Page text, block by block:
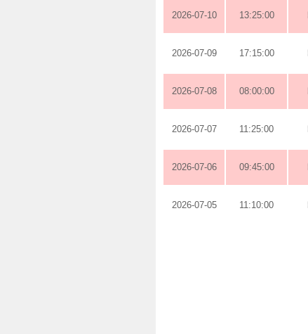
2026-07-10 13:25:00
2026-07-09 17:15:00
2026-07-08 08:00:00
2026-07-07 11:25:00
2026-07-06 09:45:00
2026-07-05 11:10:00